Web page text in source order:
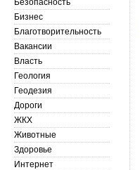
Безопасность
Бизнес
Благотворительность
Вакансии
Власть
Геология
Геодезия
Дороги
ЖКХ
Животные
Здоровье
Интернет